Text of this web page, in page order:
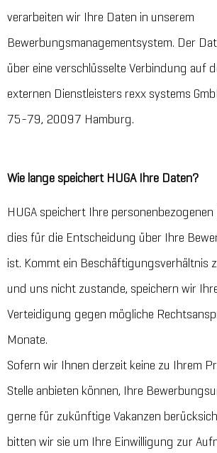
verarbeiten wir Ihre Daten in unserem
Bewerbungsmanagementsystem. Der
über eine verschlüsselte Verbindung auf
externen Dienstleisters rexx systems
75-79, 20097 Hamburg.
Wie lange speichert HUGA Ihre Daten?
HUGA speichert Ihre
dies für die Entscheidung über Ihre
ist. Kommt ein Beschäftigungsverhältnis
und uns nicht zustande, speichern wir
Verteidigung gegen mögliche
Monate.
Sofern wir Ihnen derzeit keine zu Ihrem
Stelle anbieten können, Ihre
gerne für zukünftige Vakanzen
bitten wir sie um Ihre Einwilligung zur